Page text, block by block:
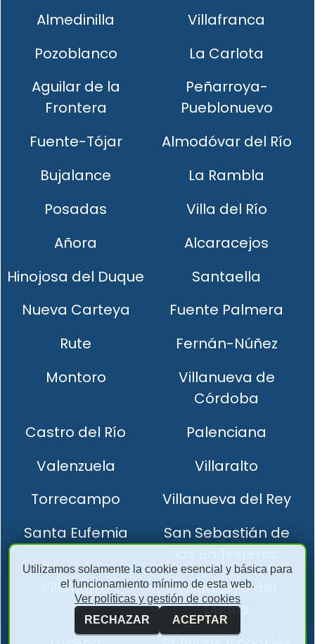
Almedinilla
Villafranca
Pozoblanco
La Carlota
Aguilar de la
Frontera
Peñarroya-
Pueblonuevo
Fuente-Tójar
Almodóvar del Río
Bujalance
La Rambla
Posadas
Villa del Río
Añora
Alcaracejos
Hinojosa del Duque
Santaella
Nueva Carteya
Fuente Palmera
Rute
Fernán-Núñez
Montoro
Villanueva de
Córdoba
Castro del Río
Palenciana
Valenzuela
Villaralto
Torrecampo
Villanueva del Rey
Santa Eufemia
San Sebastián de
Villaharta
Villanueva del
Duque
Utilizamos solamente la cookie esencial y básica para
el funcionamiento mínimo de esta web.
Ver políticas y gestión de cookies
RECHAZAR
ACEPTAR